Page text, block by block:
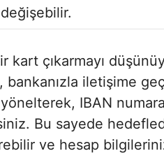
değişebilir.
kart çıkarmayı
bankanızla iletişime
yönelterek, IBAN
Bu sayede
ve hesap